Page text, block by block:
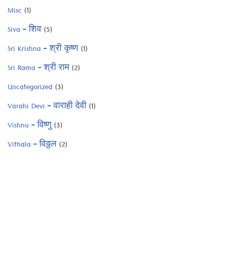
Misc (1)
Siva – शिव (5)
Sri Krishna – श्री कृष्ण(1)
Sri Rama – श्री राम(2)
Uncategorized (3)
Varahi Devi – वाराही देवी(1)
Vishnu – विष्णु(3)
Vithala – विठ्ठल (2)